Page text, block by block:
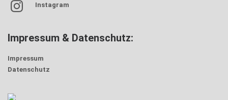
Instagram
Impressum & Datenschutz:
Impressum
Datenschutz